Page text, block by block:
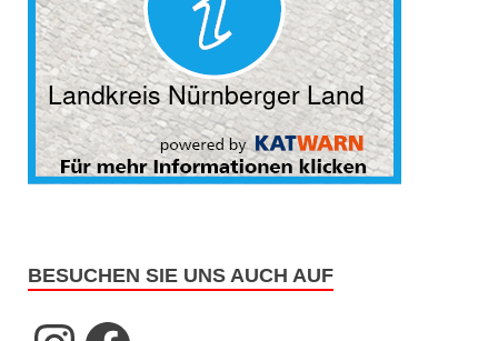
BESUCHEN SIE UNS AUCH AUF